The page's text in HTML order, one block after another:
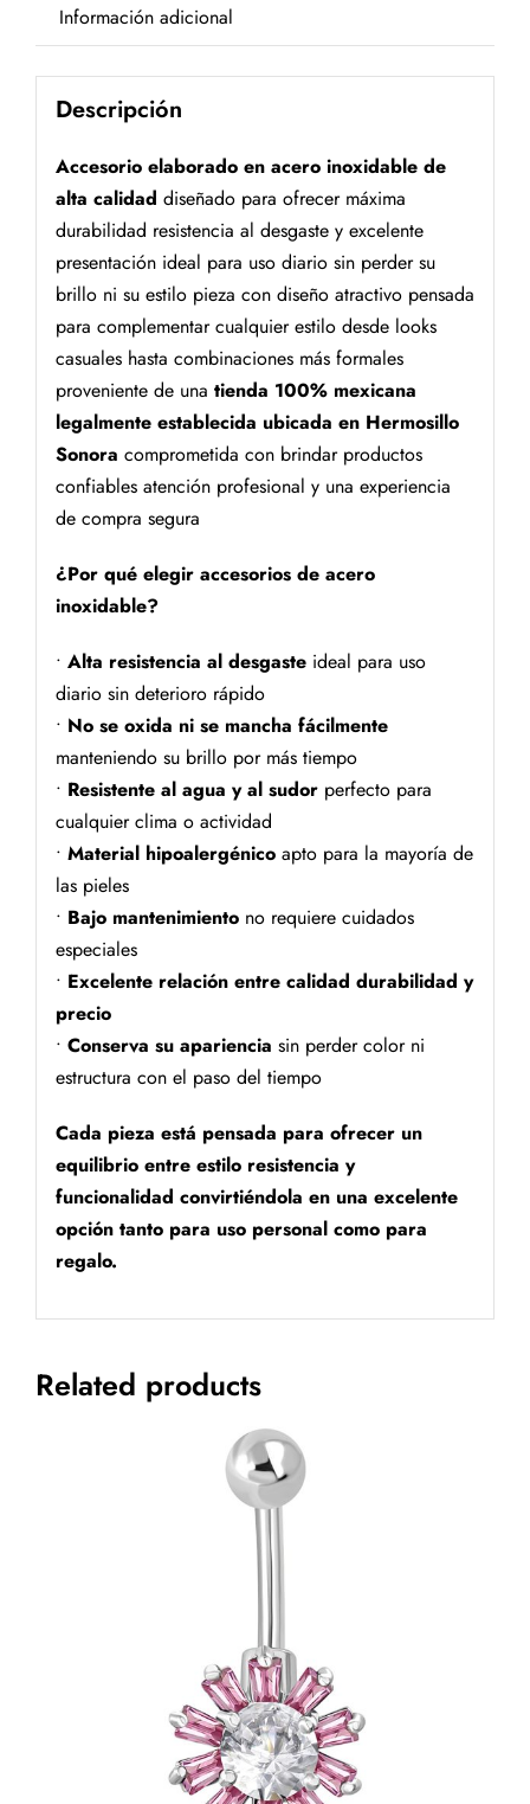
Información adicional
Descripción
Accesorio elaborado en acero inoxidable de
alta calidad diseñado para ofrecer máxima
durabilidad resistencia al desgaste y excelente
presentación ideal para uso diario sin perder su
brillo ni su estilo pieza con diseño atractivo pensada
para complementar cualquier estilo desde looks
casuales hasta combinaciones más formales
proveniente de una tienda 100% mexicana
legalmente establecida ubicada en Hermosillo
Sonora comprometida con brindar productos
confiables atención profesional y una experiencia
de compra segura
¿Por qué elegir accesorios de acero
inoxidable?
• Alta resistencia al desgasteideal para uso
diario sin deterioro rápido
• No se oxida ni se mancha fácilmente
manteniendo su brillo por más tiempo
• Resistente al agua y al sudorperfecto para
cualquier clima o actividad
• Material hipoalergénicoapto para la mayoría de
las pieles
• Bajo mantenimientono requiere cuidados
especiales
• Excelente relación entre calidad durabilidad y
precio
• Conserva su apariencia sin perder color ni
estructura con el paso del tiempo
Cada pieza está pensada para ofrecer un
equilibrio entre estilo resistencia y
funcionalidad convirtiéndola en una excelente
opción tanto para uso personal como para
regalo.
Related products